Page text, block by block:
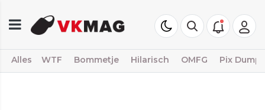
Alles WTF Bommetje Hilarisch OMFG Pix Dump